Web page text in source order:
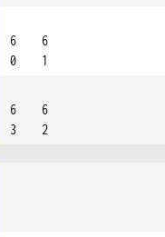
6
0
6
1
6
3
6
2